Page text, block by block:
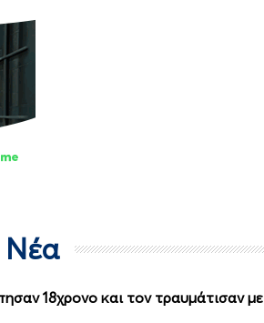
Νέα
18χρονο και τον τραυμάτισαν με